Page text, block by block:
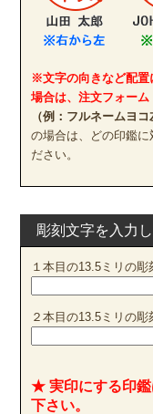
※文字の向きなど配置
場合は、注文フォーム
（例：フルネームヨコ
の場合は、どの印鑑に
ださい。
彫刻文字を入力
１本目の13.5ミリの彫
２本目の13.5ミリの彫
★ 実印にする印鑑
下さい。